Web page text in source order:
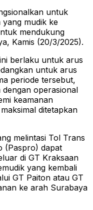
untuk
yang mudik ke
mendukung
Kamis (20/3/2025).
berlaku untuk arus
untuk arus
periode tersebut,
operasional
keamanan
ditetapkan
melintasi Tol Trans
(Paspro) dapat
di GT Kraksaan
yang kembali
GT Paiton atau GT
ke arah Surabaya